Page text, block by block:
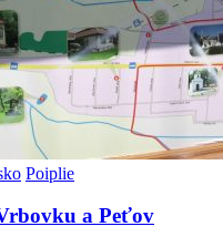
Poiplie
a Peťov